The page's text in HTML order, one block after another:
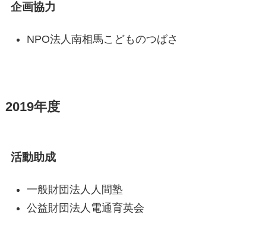
企画協力
NPO法人南相馬こどものつばさ
2019年度
活動助成
一般財団法人人間塾
公益財団法人電通育英会